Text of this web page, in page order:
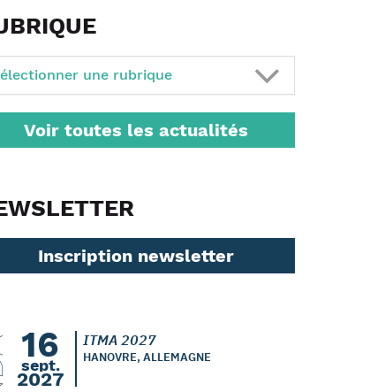
une rubrique
Voir toutes les actualités
Inscription newsletter
16
sept.
2027
ITMA 2027
HANOVRE, ALLEMAGNE